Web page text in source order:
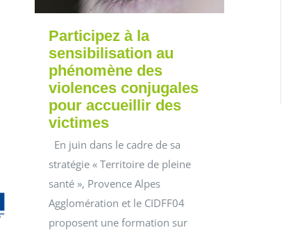
Participez à la
sensibilisation au
phénomène des
violences conjugales
pour accueillir des
victimes
En juin dans le cadre de sa
stratégie « Territoire de pleine
santé », Provence Alpes
Agglomération et le CIDFF04
proposent une formation sur